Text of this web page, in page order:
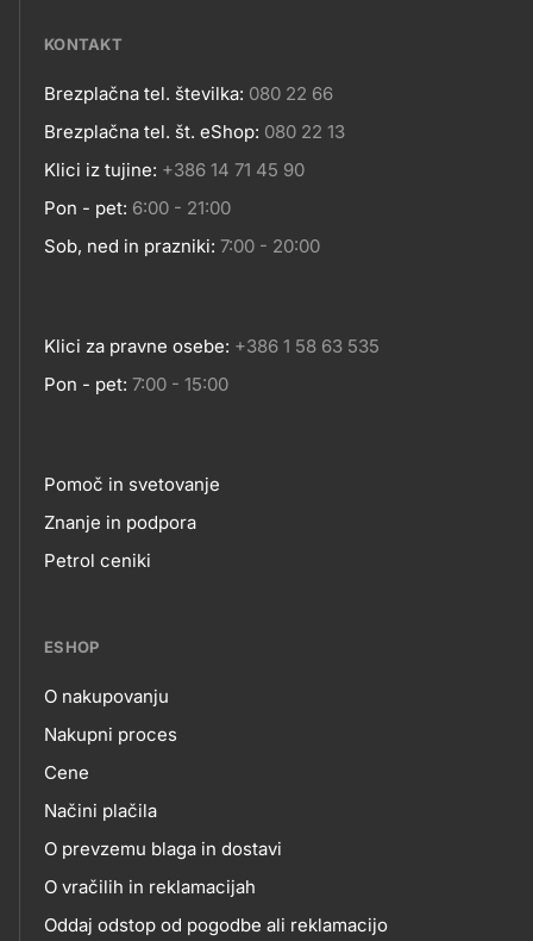
KONTAKT
Kontakt
Brezplačna tel. številka: 080 22 66
Brezplačna tel. št. eShop: 080 22 13
Klici iz tujine: +386 14 71 45 90
Pon - pet: 6:00 - 21:00
Sob, ned in prazniki: 7:00 - 20:00
Klici za pravne osebe: +386 1 58 63 535
Pon - pet: 7:00 - 15:00
Footer
links
Pomoč in svetovanje
Znanje in podpora
Petrol ceniki
ESHOP
eshop
O nakupovanju
Nakupni proces
Cene
Načini plačila
O prevzemu blaga in dostavi
O vračilih in reklamacijah
Oddaj odstop od pogodbe ali reklamacijo